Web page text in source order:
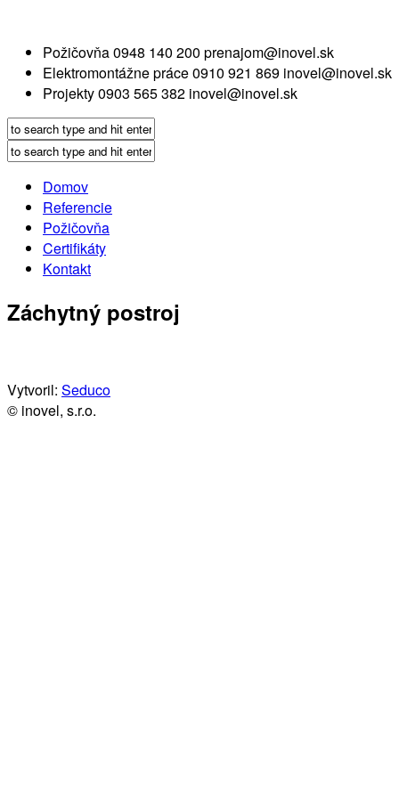
Požičovňa0948 140 200 prenajom@inovel.sk
Elektromontážne práce0910 921 869 inovel@inovel.sk
Projekty0903 565 382 inovel@inovel.sk
Domov
Referencie
Požičovňa
Certifikáty
Kontakt
Záchytný postroj
Vytvoril: Seduco
© inovel, s.r.o.